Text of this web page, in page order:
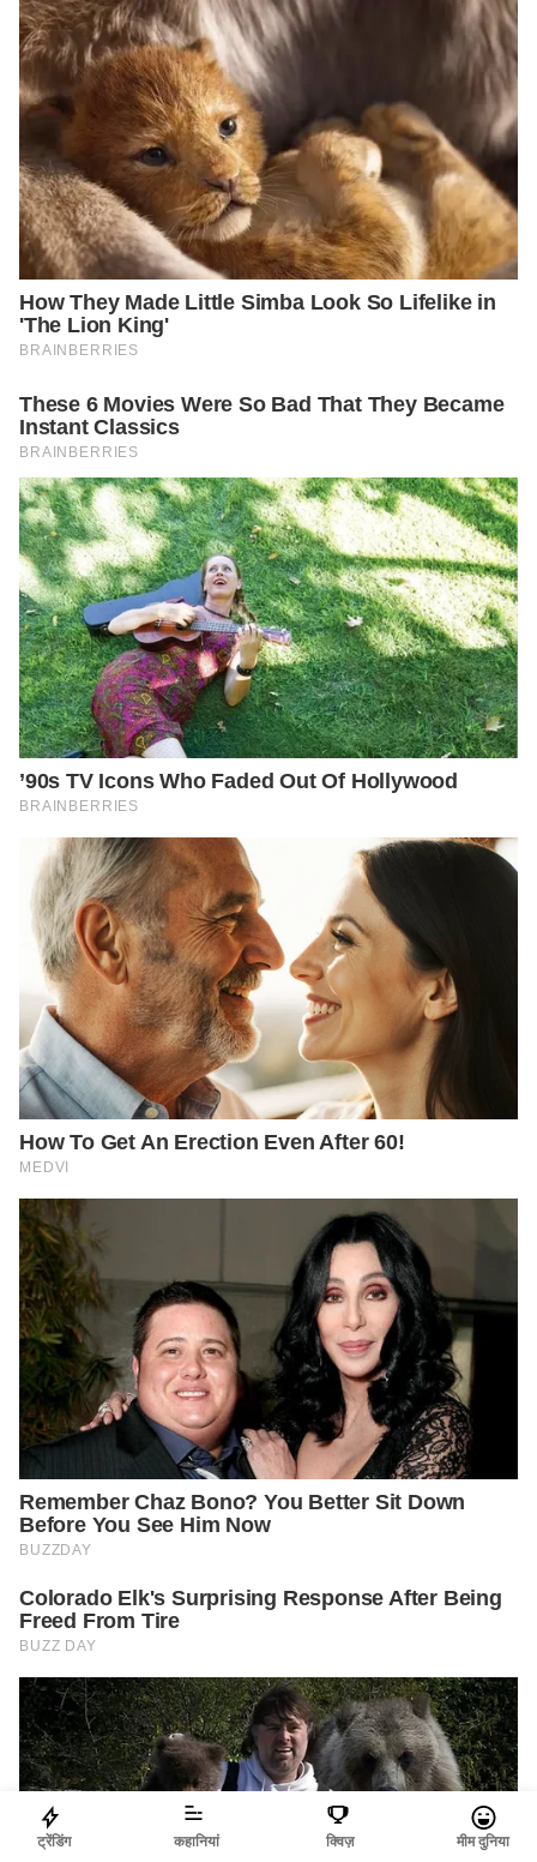
ट्रेंडिंग कहानियां क्विज़ मीम दुनिया